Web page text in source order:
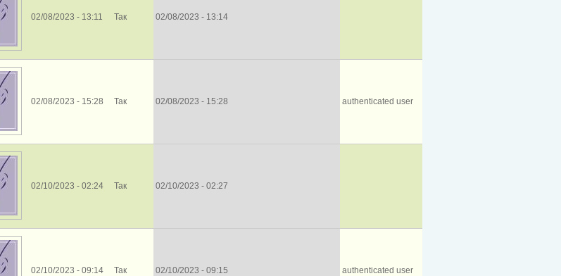
02/08/2023 - 13:11 Так 02/08/2023 - 13:14
02/08/2023 - 15:28 Так 02/08/2023 - 15:28 authenticated user
02/10/2023 - 02:24 Так 02/10/2023 - 02:27
02/10/2023 - 09:14 Так 02/10/2023 - 09:15 authenticated user